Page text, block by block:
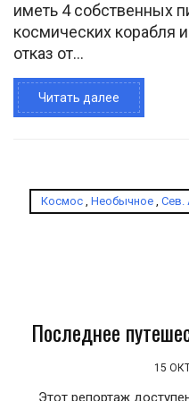
иметь 4 собственных
космических корабля
отказ от...
Читать далее
Космос , Необычное , Сев.
Последнее
15
Этот репортаж